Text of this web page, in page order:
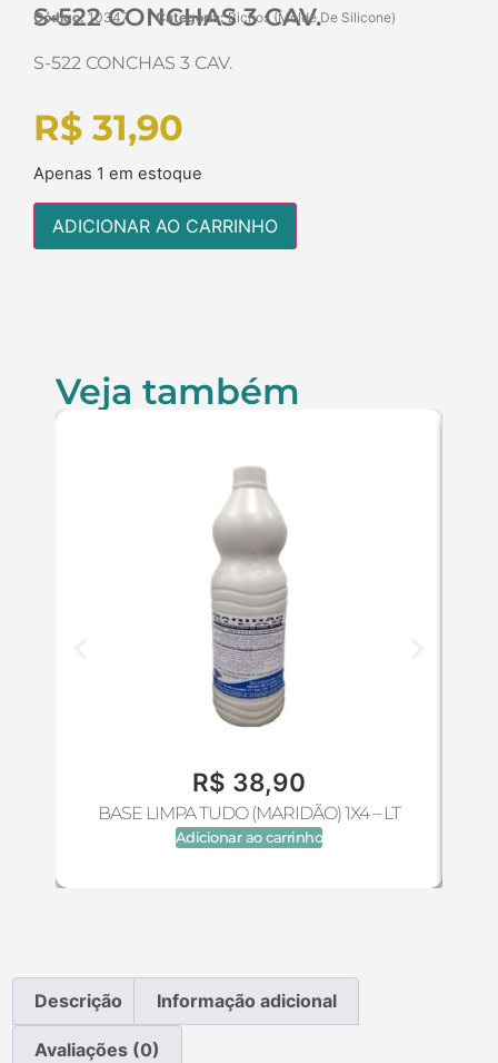
S-522 CONCHAS 3 CAV.
Código:10347 Categoria: Bichos (Molde De Silicone)
S-522 CONCHAS 3 CAV.
R$ 31,90
Apenas 1 em estoque
ADICIONAR AO CARRINHO
Veja também
R$ 38,90
BASE LIMPA TUDO (MARIDÃO) 1X4 – LT
Adicionar ao carrinho
Descrição Informação adicional
Avaliações (0)